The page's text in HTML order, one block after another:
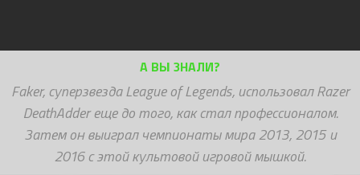
А ВЫ ЗНАЛИ?
Faker, суперзвезда League of Legends, использовал Razer
DeathAdder еще до того, как стал профессионалом.
Затем он выиграл чемпионаты мира 2013, 2015 и
2016 с этой культовой игровой мышкой.